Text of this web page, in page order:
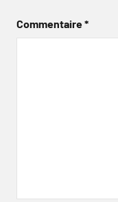
Commentaire*